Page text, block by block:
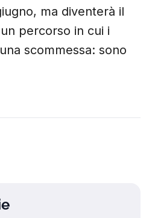
ma diventerà il
percorso in cui i
scommessa: sono